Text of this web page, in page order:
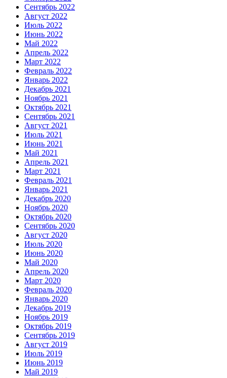
Сентябрь 2022
Август 2022
Июль 2022
Июнь 2022
Май 2022
Апрель 2022
Март 2022
Февраль 2022
Январь 2022
Декабрь 2021
Ноябрь 2021
Октябрь 2021
Сентябрь 2021
Август 2021
Июль 2021
Июнь 2021
Май 2021
Апрель 2021
Март 2021
Февраль 2021
Январь 2021
Декабрь 2020
Ноябрь 2020
Октябрь 2020
Сентябрь 2020
Август 2020
Июль 2020
Июнь 2020
Май 2020
Апрель 2020
Март 2020
Февраль 2020
Январь 2020
Декабрь 2019
Ноябрь 2019
Октябрь 2019
Сентябрь 2019
Август 2019
Июль 2019
Июнь 2019
Май 2019